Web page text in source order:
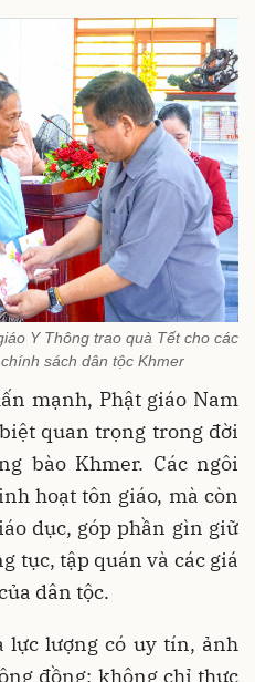
Y Thông trao quà Tết cho các
sách dân tộc Khmer
mạnh, Phật giáo Nam
quan trọng trong đời
bào Khmer. Các ngôi
hoạt tôn giáo, mà còn
dục, góp phần gìn giữ
tục, tập quán và các giá
dân tộc.
lực lượng có uy tín, ảnh
đồng; không chỉ thực